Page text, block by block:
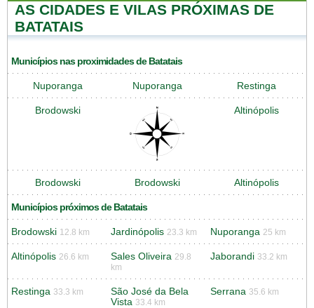
AS CIDADES E VILAS PRÓXIMAS DE
BATATAIS
Municípios nas proximidades de Batatais
Nuporanga Nuporanga Restinga
Brodowski Altinópolis
Brodowski Brodowski Altinópolis
Municípios próximos de Batatais
Brodowski 12.8 km Jardinópolis 23.3 km Nuporanga 25 km
Altinópolis 26.6 km Sales Oliveira 29.8
km
Jaborandi 33.2 km
Restinga 33.3 km
São José da Bela
Vista 33.4 km
Serrana 35.6 km